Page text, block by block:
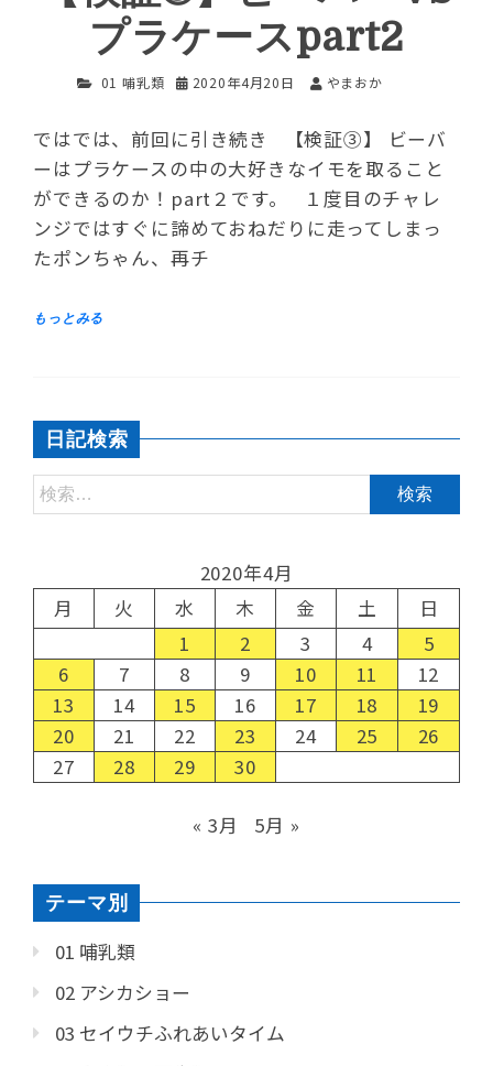
プラケースpart2
01 哺乳類 2020年4月20日 やまおか
ではでは、前回に引き続き 【検証➂】 ビーバ
ーはプラケースの中の大好きなイモを取ること
ができるのか！part２です。 １度目のチャレ
ンジではすぐに諦めておねだりに走ってしまっ
たポンちゃん、再チ
日記検索
2020年4月
月
火 水 木 金 土
日
1
2 3 4
5
6
7 8 9 10 11
12
13
14 15 16 17 18
19
20
21 22 23 24 25
26
27
28 29 30
« 3月 5月 »
テーマ別
01 哺乳類
02 アシカショー
03 セイウチふれあいタイム